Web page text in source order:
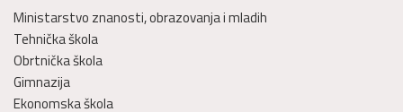
Ministarstvo znanosti, obrazovanja i mladih
Tehnička škola
Obrtnička škola
Gimnazija
Ekonomska škola